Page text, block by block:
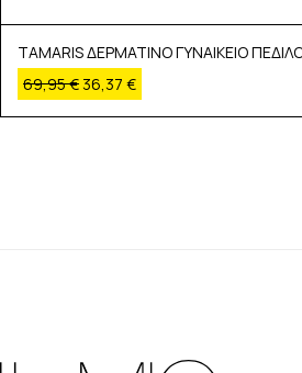
TAMARIS ΔΕΡΜΑΤΙΝΟ ΓΥΝΑΙΚΕΙΟ
69,95€ 36,37 €